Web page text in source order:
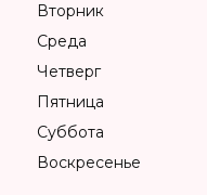
Вторник
Среда
Четверг
Пятница
Суббота
Воскресенье